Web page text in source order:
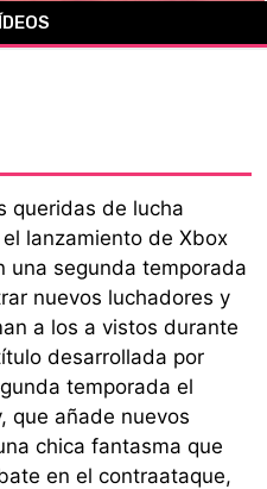
queridas de lucha
lanzamiento de Xbox
una segunda temporada
nuevos luchadores y
a los a vistos durante
desarrollada por
temporada el
que añade nuevos
chica fantasma que
en el contraataque,